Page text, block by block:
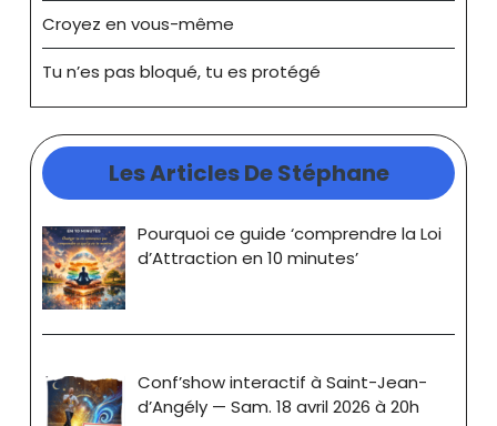
Croyez en vous-même
Tu n’es pas bloqué, tu es protégé
Les Articles De Stéphane
Pourquoi ce guide ‘comprendre la Loi
d’Attraction en 10 minutes’
Conf’show interactif à Saint-Jean-
d’Angély — Sam. 18 avril 2026 à 20h